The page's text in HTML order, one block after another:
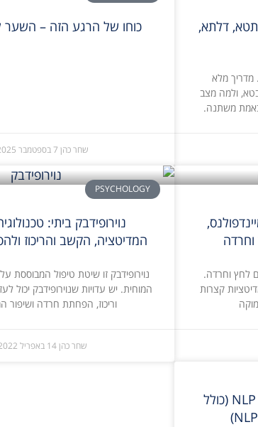
דלתא,
מלא
ולמה מצב
באמת משתנה.
כוחו של הרגע הזה –
שחר כהן 7 בספטמבר 2025
לחץ וחרדה.
קצרות
PSYCHOLOGY
נוירופידבק ביתי:
המדיטציה, הקשב והריכוז
נוירופידבק זו שיטת טיפול המבוססת
המוחית. יש עדויות שנוירופידבק יכול
וריכוז, הפחתת חרדה ושיפור
שחר כהן14 באפריל 2022
איך להצליח בדיאטה עם שיטת NLP (כולל